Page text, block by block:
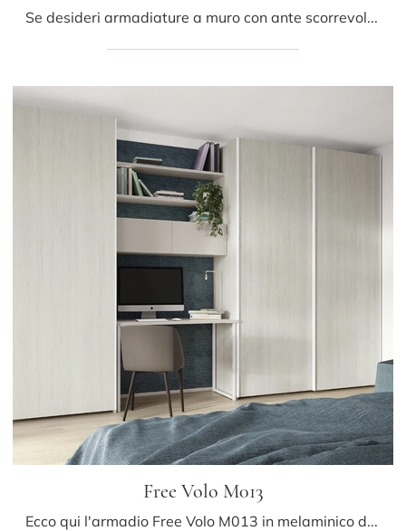
Se desideri armadiature a muro con ante scorrevoli, clicca e scopri l'armadio Free Volo M018 di Colombini Casa in melaminico.
Free Volo M013
Ecco qui l'armadio Free Volo M013 in melaminico di Colombini Casa! Una ricca gamma di armadi a muro con ante scorrevoli.